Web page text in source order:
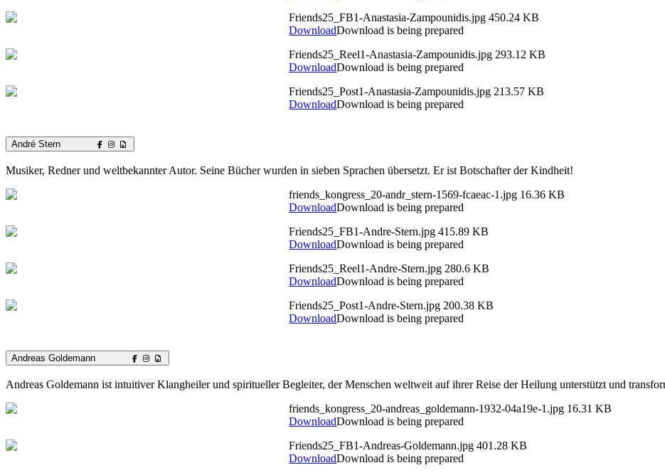
Friends25_FB1-Anastasia-Zampounidis.jpg450.24 KB
DownloadDownload is being prepared
Friends25_Reel1-Anastasia-Zampounidis.jpg 293.12 KB
DownloadDownload is being prepared
Friends25_Post1-Anastasia-Zampounidis.jpg 213.57 KB
DownloadDownload is being prepared
André Stern
Musiker, Redner und weltbekannter Autor. Seine Bücher wurden in sieben Sprachen übersetzt. Er ist Botschafter der Kindheit!
friends_kongress_20-andr_stern-1569-fcaeac-1.jpg 16.36 KB
DownloadDownload is being prepared
Friends25_FB1-Andre-Stern.jpg415.89 KB
DownloadDownload is being prepared
Friends25_Reel1-Andre-Stern.jpg 280.6 KB
DownloadDownload is being prepared
Friends25_Post1-Andre-Stern.jpg 200.38 KB
DownloadDownload is being prepared
Andreas Goldemann
Andreas Goldemann ist intuitiver Klangheiler und spiritueller Begleiter, der Menschen weltweit auf ihrer Reise der Heilung unterstützt und
friends_kongress_20-andreas_goldemann-1932-04a19e-1.jpg 16.31 KB
DownloadDownload is being prepared
Friends25_FB1-Andreas-Goldemann.jpg401.28 KB
DownloadDownload is being prepared